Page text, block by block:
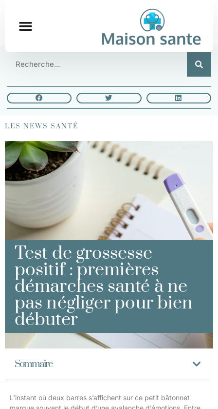
LES NEWS SANTÉ
Test de grossesse
positif : premières
démarches santé à ne
pas négliger pour bien
débuter
Sommaire
L’instant où deux barres s’affichent sur ce petit bâtonnet